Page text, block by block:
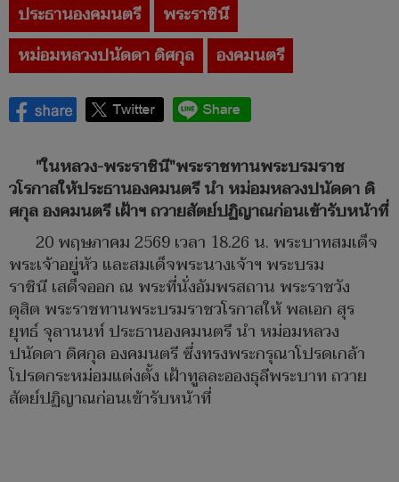
ประธานองคมนตรี
พระราชินี
หม่อมหลวงปนัดดา ดิศกุล
องคมนตรี
"ในหลวง-พระราชินี"พระราชทานพระบรมราช
วโรกาสให้ประธานองคมนตรี นำ หม่อมหลวงปนัดดา ดิ
ศกุล องคมนตรี เฝ้าฯ ถวายสัตย์ปฏิญาณก่อนเข้ารับหน้าที่
20 พฤษภาคม 2569 เวลา 18.26 น. พระบาทสมเด็จ
พระเจ้าอยู่หัว และสมเด็จพระนางเจ้าฯ พระบรม
ราชินี เสด็จออก ณ พระที่นั่งอัมพรสถาน พระราชวัง
ดุสิต พระราชทานพระบรมราชวโรกาสให้ พลเอก สุร
ยุทธ์ จุลานนท์ ประธานองคมนตรี นำ หม่อมหลวง
ปนัดดา ดิศกุล องคมนตรี ซึ่งทรงพระกรุณาโปรดเกล้า
โปรดกระหม่อมแต่งตั้ง เฝ้าทูลละอองธุลีพระบาท ถวาย
สัตย์ปฏิญาณก่อนเข้ารับหน้าที่